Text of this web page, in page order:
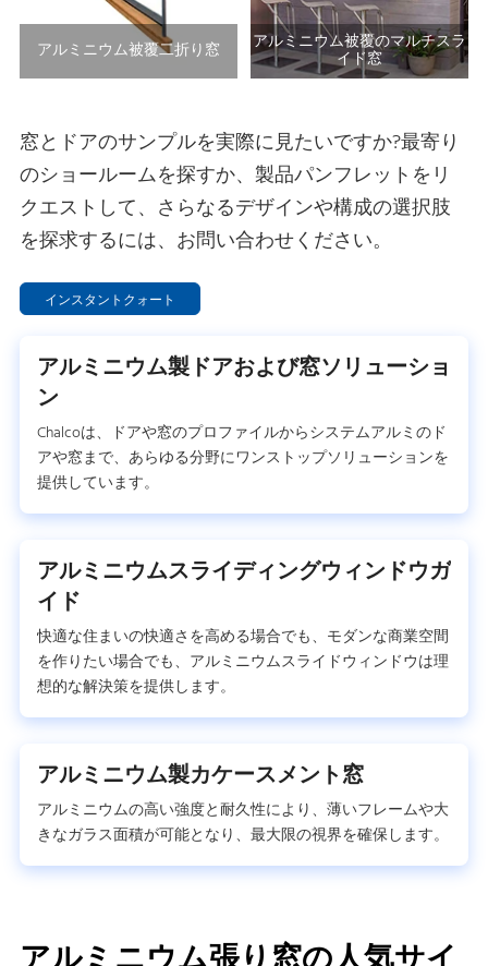
アルミニウム被覆二折り窓 アルミニウム被覆のマルチスラ
イド窓
窓とドアのサンプルを実際に見たいですか?最寄り
のショールームを探すか、製品パンフレットをリ
クエストして、さらなるデザインや構成の選択肢
を探求するには、お問い合わせください。
インスタントクォート
アルミニウム製ドアおよび窓ソリューショ
ン
Chalcoは、ドアや窓のプロファイルからシステムアルミのド
アや窓まで、あらゆる分野にワンストップソリューションを
提供しています。
アルミニウムスライディングウィンドウガ
イド
快適な住まいの快適さを高める場合でも、モダンな商業空間
を作りたい場合でも、アルミニウムスライドウィンドウは理
想的な解決策を提供します。
アルミニウム製カケースメント窓
アルミニウムの高い強度と耐久性により、薄いフレームや大
きなガラス面積が可能となり、最大限の視界を確保します。